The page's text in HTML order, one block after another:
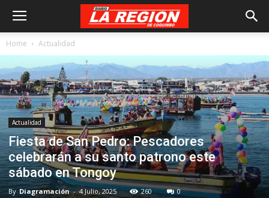
Home Actualidad
Actualidad
Fiesta de San Pedro: Pescadores
celebrarán a su santo patrono este
sábado en Tongoy
By Diagramación - 4 Julio, 2025 260 0